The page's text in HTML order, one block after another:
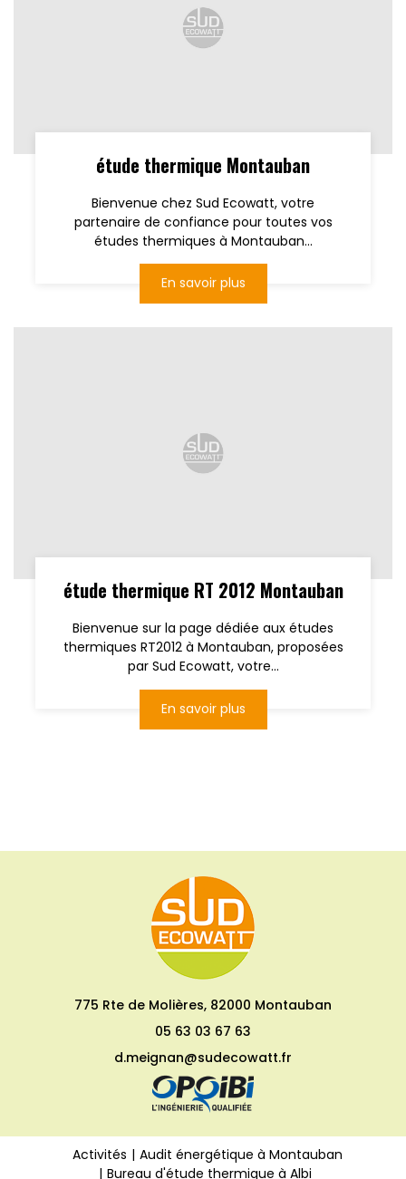
étude thermique Montauban
Bienvenue chez Sud Ecowatt, votre
partenaire de confiance pour toutes vos
études thermiques à Montauban...
En savoir plus
étude thermique RT 2012 Montauban
Bienvenue sur la page dédiée aux études
thermiques RT2012 à Montauban, proposées
par Sud Ecowatt, votre...
En savoir plus
775 Rte de Molières, 82000 Montauban
05 63 03 67 63
d.meignan@sudecowatt.fr
Activités
Audit énergétique à Montauban
Bureau d'étude thermique à Albi